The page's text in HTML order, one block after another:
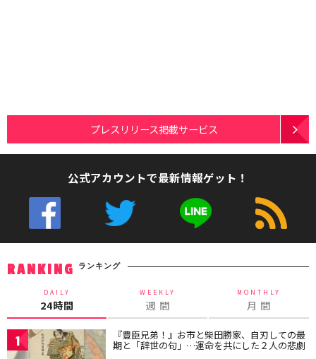
プレスリリース掲載サービス
公式アカウントで最新情報ゲット！
RANKING ランキング
DAILY
24時間
WEEKLY
週 間
MONTHLY
月 間
1 『豊臣兄弟！』お市と柴田勝家、自刃しての最
期と「辞世の句」…運命を共にした２人の悲劇